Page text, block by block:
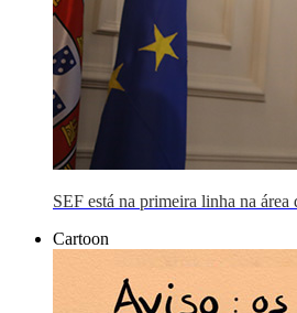
SEF está na primeira linha na área
Cartoon